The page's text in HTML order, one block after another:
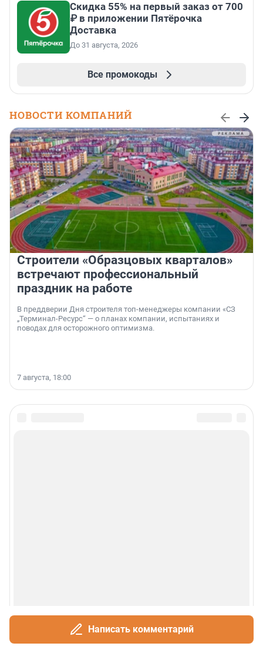
Скидка 55% на первый заказ от 700
₽ в приложении Пятёрочка
Доставка
До 31 августа, 2026
Все промокоды
НОВОСТИ КОМПАНИЙ
Строители «Образцовых кварталов»
встречают профессиональный
праздник на работе
В преддверии Дня строителя топ-менеджеры компании «СЗ
„Терминал-Ресурс“ — о планах компании, испытаниях и
поводах для осторожного оптимизма.
7 августа, 18:00
Написать комментарий